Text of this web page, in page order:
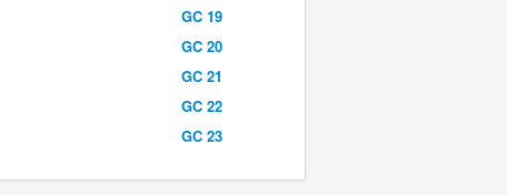
GC 19
GC 20
GC 21
GC 22
GC 23